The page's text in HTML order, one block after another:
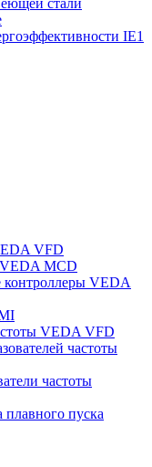
стали
IE1
VFD
VEDA MCD
VEDA
VEDA VFD
частоты
частоты
плавного пуска